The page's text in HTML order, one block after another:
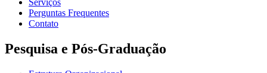
Perguntas Frequentes
Contato
Pesquisa e Pós-Graduação